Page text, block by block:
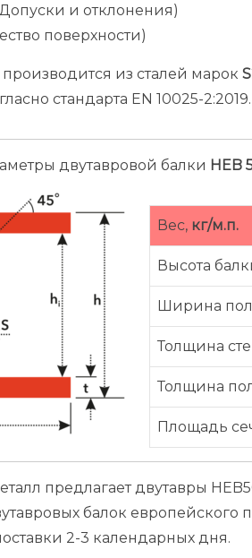
и отклонения)
поверхности)
производится из сталей марок
стандарта EN 10025-2:2019.
двутавровой балки HEB
Вес, кг/м.п.
Высота
Ширина
Толщина
Толщина
Площадь
предлагает двутавры
балок европейского
2-3 календарных дня.